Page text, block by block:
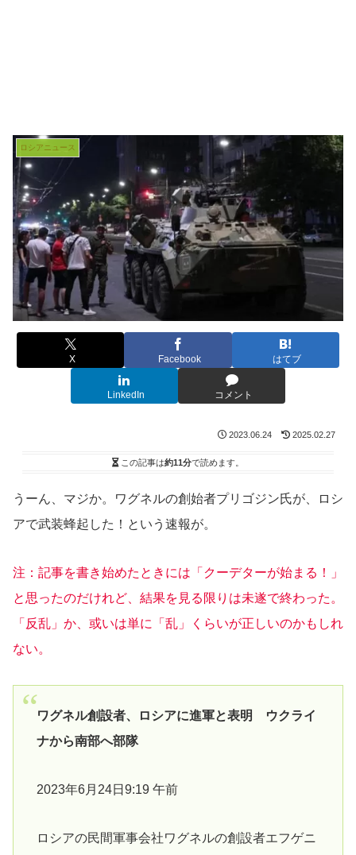
ロシアニュース
X Facebook はてブ
LinkedIn コメント
2023.06.24 2025.02.27
この記事は約11分で読めます。
うーん、マジか。ワグネルの創始者プリゴジン氏が、ロシ
アで武装蜂起した！という速報が。
注：記事を書き始めたときには「クーデターが始まる！」
と思ったのだけれど、結果を見る限りは未遂で終わった。
「反乱」か、或いは単に「乱」くらいが正しいのかもしれ
ない。
ワグネル創設者、ロシアに進軍と表明 ウクライ
ナから南部へ部隊
2023年6月24日9:19 午前
ロシアの民間軍事会社ワグネルの創設者エフゲニ